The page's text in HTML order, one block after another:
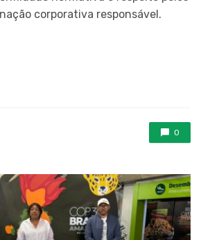
corporativa responsável.
0